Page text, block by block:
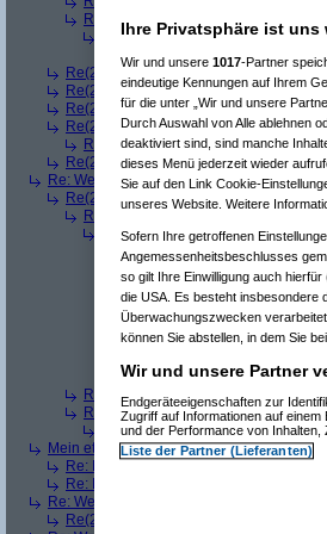
Re(3): Welches ETWAS hab ihr
Re(4): Welches ETWAS hab ihr
Re(5): Welches ETWAS hab ihr
Re(2): Welches ETWAS hab ihr
Re(2): Welches ETWAS hab ihr
Re(2): Welches ETWAS hab ihr
Re(2): Welches ETWAS hab ihr
Re(3): Welches ETWAS hab ihr
Re(2): Welches ETWAS hab ihr
Re: Welches ETWAS hab ihr bekommen..(
Re(2): Welches ETWAS hab ihr
Re(3): Welches ETWAS hab ihr
Re(4): Welches ETWAS hab ihr
Re(5): Welches ETWAS hab
Re(6): Welches ETWAS hab
Re(5): Welches ETWAS hab ihr
Re(6): Welches ETWAS hab
Re(7): Welches ETWAS
Re(8): Welches
Re(5): Welches ETWAS hab ihr
Re(3): Welches ETWAS hab ihr
Re(3): Welches ETWAS hab ihr
Re(4): Welches ETWAS hab ihr
Mein etwas(Winnie_Pooham 23.12.2008,
Re: Mein etwas
Re: Mein etwas
Re: Welches ETWAS hab ihr bekommen..
Re(2): Welches ETWAS hab ihr
Ihre Privatsphäre ist uns
Wir und unsere 1017-Partner
eindeutige Kennungen auf Ihrem
für die unter „Wir und unsere
Durch Auswahl von Alle ablehnen
deaktiviert sind, sind manche
dieses Menü jederzeit wieder
Sie auf den Link Cookie-
unseres Website. Weitere
Sofern Ihre getroffenen
Angemessenheitsbeschlusses
so gilt Ihre Einwilligung auch
die USA. Es besteht insbesondere
Überwachungszwecken
können Sie abstellen, in dem Sie
Wir und unsere Partner
Endgeräteeigenschaften zur
Zugriff auf Informationen auf
und der Performance von
Liste der Partner (Lieferanten)